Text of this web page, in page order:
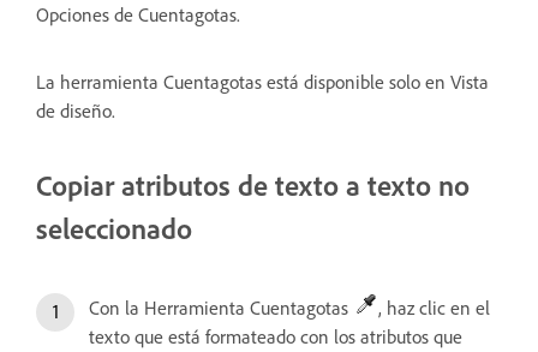
Opciones de Cuentagotas.
La herramienta Cuentagotas está disponible solo en Vista
de diseño.
Copiar atributos de texto a texto no
seleccionado
Con la Herramienta Cuentagotas
, haz clic en el
texto que está formateado con los atributos que